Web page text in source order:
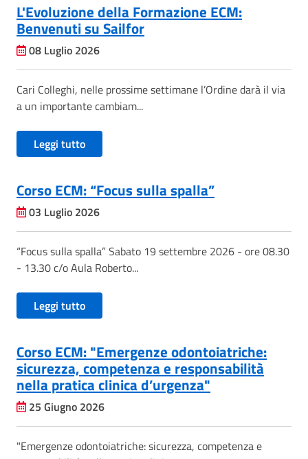
L'Evoluzione della Formazione ECM:
Benvenuti su Sailfor
08 Luglio 2026
Cari Colleghi, nelle prossime settimane l’Ordine darà il via
a un importante cambiam...
Leggi tutto
Corso ECM: “Focus sulla spalla”
03 Luglio 2026
“Focus sulla spalla” Sabato 19 settembre 2026 - ore 08.30
- 13.30 c/o Aula Roberto...
Leggi tutto
Corso ECM: "Emergenze odontoiatriche:
sicurezza, competenza e responsabilità
nella pratica clinica d’urgenza"
25 Giugno 2026
"Emergenze odontoiatriche: sicurezza, competenza e